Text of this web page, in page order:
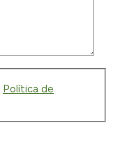
Política de